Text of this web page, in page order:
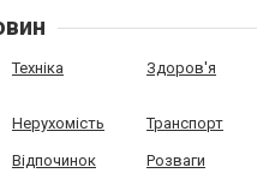
Техніка Здоров'я
Нерухомість Транспорт
Відпочинок Розваги